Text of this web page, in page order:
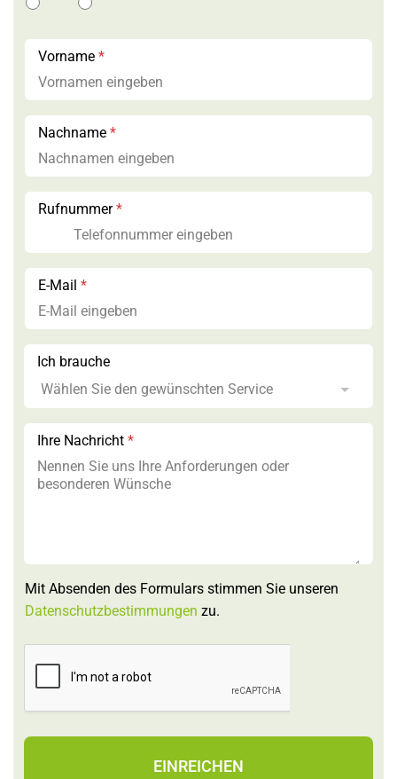
Vorname *
Nachname *
Rufnummer*
E-Mail *
*
u
f
Ich brauche
Ihre Nachricht *
Mit Absenden des Formulars stimmen Sie unseren
Datenschutzbestimmungen zu.
EINREICHEN